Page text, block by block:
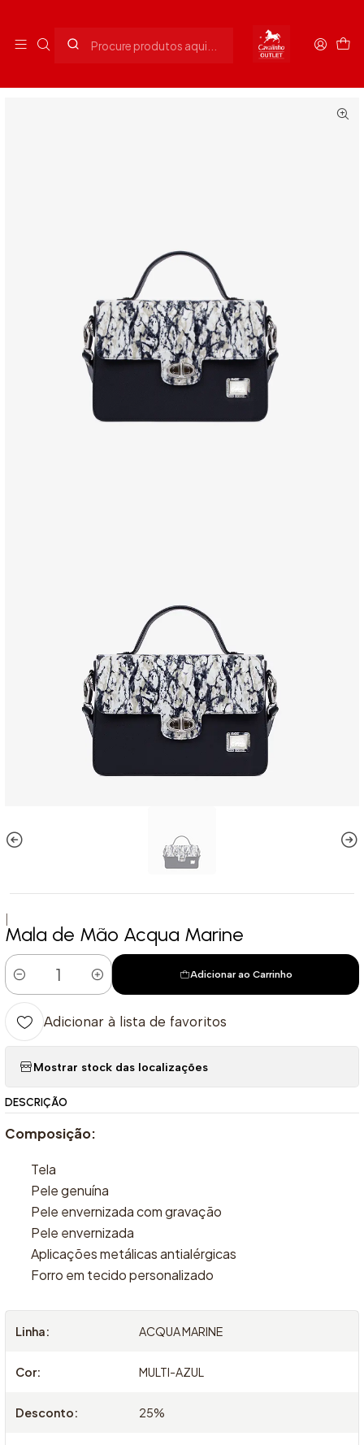
Início Senhora Malas Senhora Mala de Mão Acqua Marine
Mala de Mão Acqua Marine
Quantidade
Adicionar ao Carrinho
Adicionar à lista de favoritos
Mostrar stock das localizações
DESCRIÇÃO
Composição:
Tela
Pele genuína
Pele envernizada com gravação
Pele envernizada
Aplicações metálicas antialérgicas
Forro em tecido personalizado
Linha: ACQUA MARINE
Cor: MULTI-AZUL
Desconto: 25%